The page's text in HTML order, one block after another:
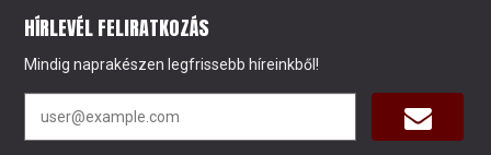
HÍRLEVÉL FELIRATKOZÁS
Mindig naprakészen legfrissebb híreinkből!